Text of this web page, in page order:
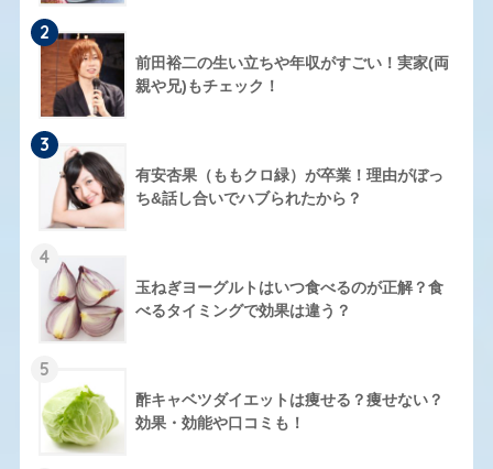
2
前田裕二の生い立ちや年収がすごい！実家(両
親や兄)もチェック！
3
有安杏果（ももクロ緑）が卒業！理由がぼっ
ち&話し合いでハブられたから？
4
玉ねぎヨーグルトはいつ食べるのが正解？食
べるタイミングで効果は違う？
5
酢キャベツダイエットは痩せる？痩せない？
効果・効能や口コミも！